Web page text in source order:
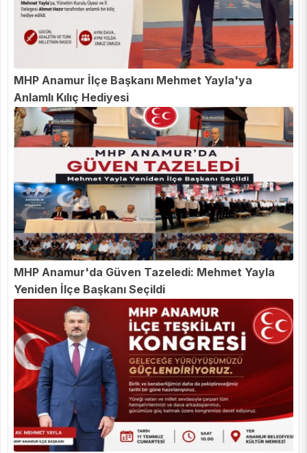
MHP Anamur İlçe Başkanı Mehmet Yayla'ya
Anlamlı Kılıç Hediyesi
MHP Anamur'da Güven Tazeledi: Mehmet Yayla
Yeniden İlçe Başkanı Seçildi